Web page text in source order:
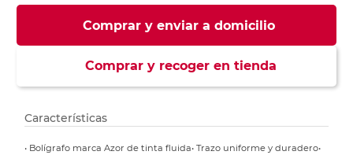
Comprar y enviar a domicilio
Comprar y recoger en tienda
Características
• Bolígrafo marca Azor de tinta fluida• Trazo uniforme y duradero•